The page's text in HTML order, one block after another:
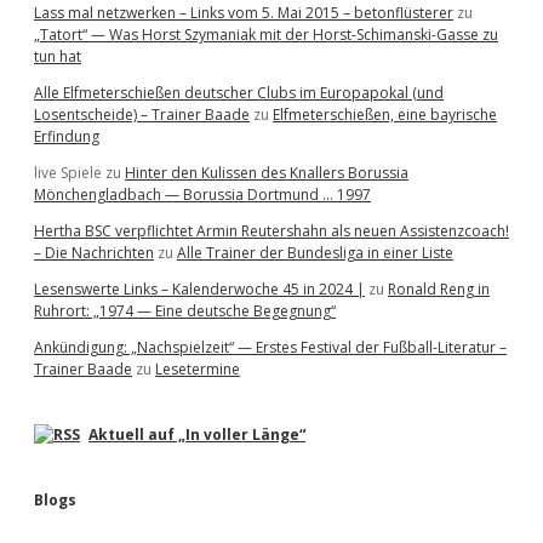
Lass mal netzwerken – Links vom 5. Mai 2015 – betonflüsterer zu
„Tatort“ — Was Horst Szymaniak mit der Horst-Schimanski-Gasse zu
tun hat
Alle Elfmeterschießen deutscher Clubs im Europapokal (und
Losentscheide) – Trainer Baade zu Elfmeterschießen, eine bayrische
Erfindung
live Spiele zu Hinter den Kulissen des Knallers Borussia
Mönchengladbach — Borussia Dortmund … 1997
Hertha BSC verpflichtet Armin Reutershahn als neuen Assistenzcoach!
– Die Nachrichten zu Alle Trainer der Bundesliga in einer Liste
Lesenswerte Links – Kalenderwoche 45 in 2024 | zu Ronald Reng in
Ruhrort: „1974 — Eine deutsche Begegnung“
Ankündigung: „Nachspielzeit“ — Erstes Festival der Fußball-Literatur –
Trainer Baade zu Lesetermine
Aktuell auf „In voller Länge“
Blogs